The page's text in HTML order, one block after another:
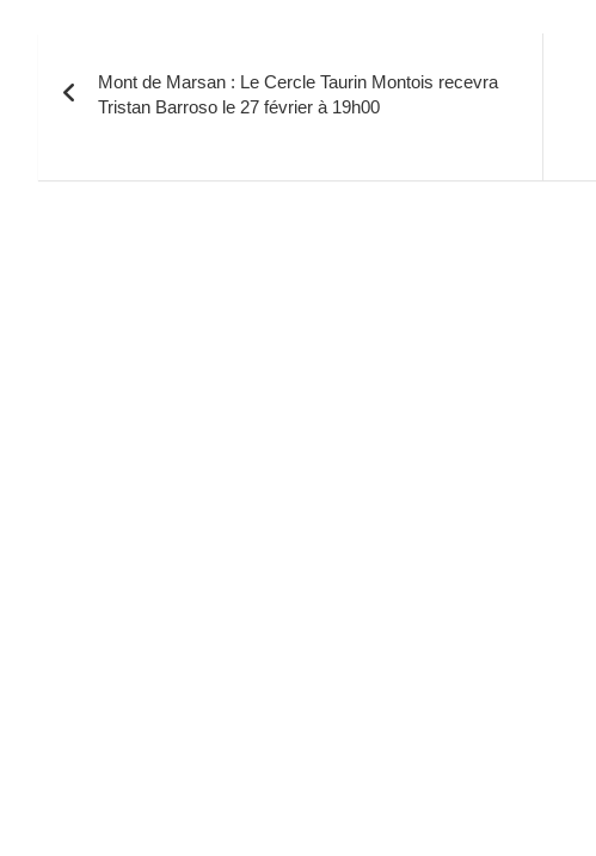
de
Mont de Marsan : Le Cercle Taurin Montois recevra
Tristan Barroso le 27 février à 19h00